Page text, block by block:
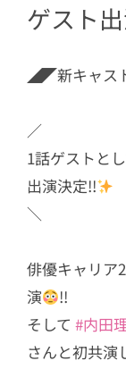
ゲスト出
◢◤新キャ
／
1話ゲストと
出演決定!!
＼
俳優キャリア
演
!!
そして #内田
さんと初共演